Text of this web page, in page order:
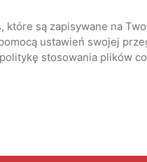
są zapisywane na
ustawień swojej
stosowania plików